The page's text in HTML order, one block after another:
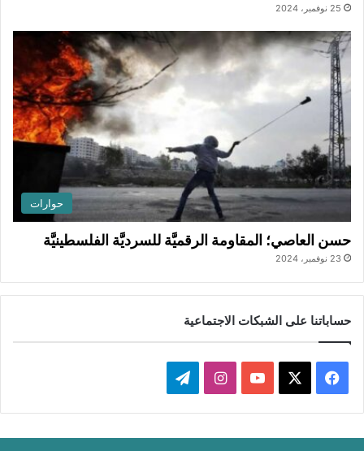
25 نوفمبر، 2024
حوارات
حسن العاصي؛ المقاومة الرقميَّة للسرديَّة الفلسطينيَّة
23 نوفمبر، 2024
حساباتنا على الشبكات الاجتماعية
ي
س
X
Y
o
ن
س
ي
ل